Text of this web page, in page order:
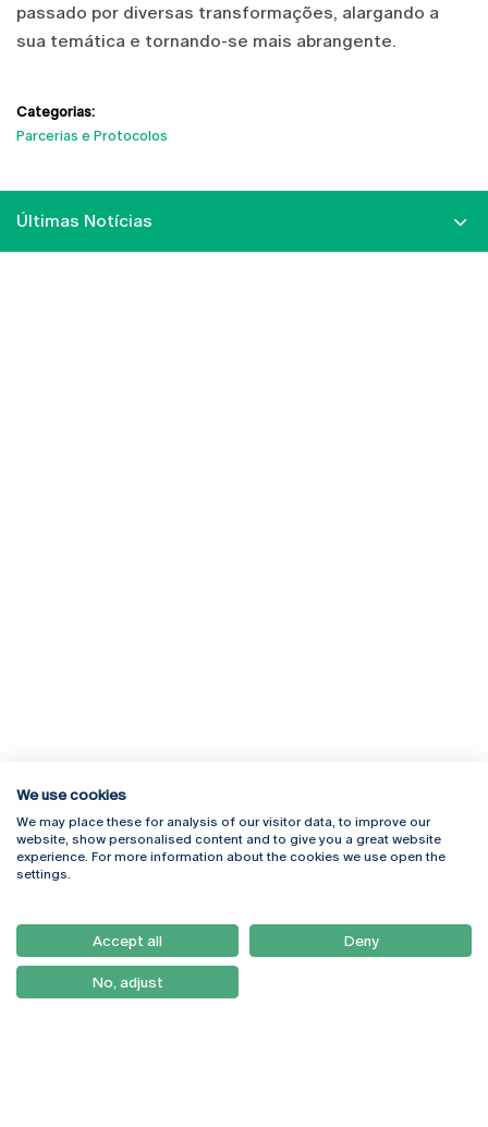
passado por diversas transformações, alargando a
sua temática e tornando-se mais abrangente.
Categorias:
Parcerias e Protocolos
Últimas Notícias
Rua Diogo Botelho 1327
4169-005 Porto
+351 226 196 240
Campus Online
Webmail
Como Chegar
Newsletter
We use cookies
We may place these for analysis of our visitor data, to improve our
website, show personalised content and to give you a great website
experience. For more information about the cookies we use open the
settings.
Accept all Deny
No, adjust